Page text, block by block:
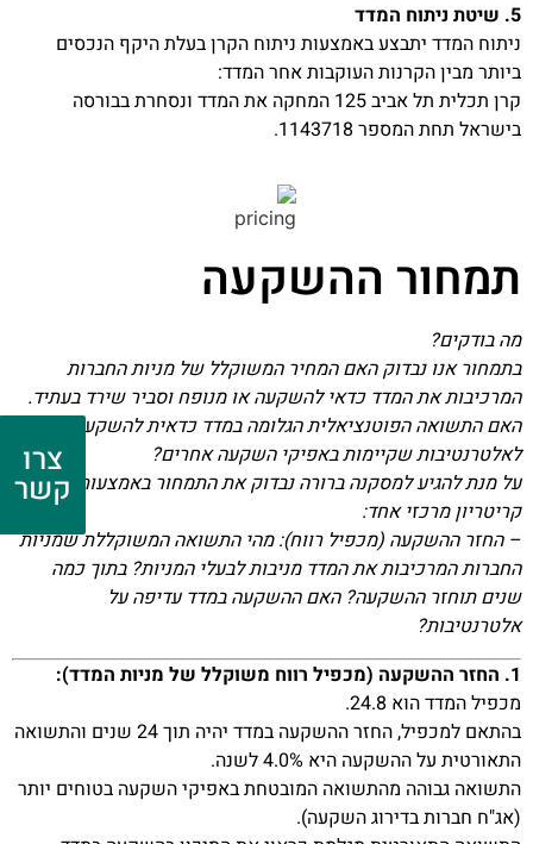
5. שיטת ניתוח המדד
ניתוח המדד יתבצע באמצעות ניתוח הקרן בעלת היקף הנכסים
ביותר מבין הקרנות העוקבות אחר המדד:
קרן תכלית תל אביב 125 המחקה את המדד ונסחרת בבורסה
בישראל תחת המספר 1143718.
תמחור ההשקעה
מה בודקים?
בתמחור אנו נבדוק האם המחיר המשוקלל של מניות החברות
המרכיבות את המדד כדאי להשקעה או מנופח וסביר שירד בעתיד.
האם התשואה הפוטנציאלית הגלומה במדד כדאית להשקעה ביחס
לאלטרנטיבות שקיימות באפיקי השקעה אחרים?
על מנת להגיע למסקנה ברורה נבדוק את התמחור באמצעות
קריטריון מרכזי אחד:
– החזר ההשקעה (מכפיל רווח): מהי התשואה המשוקללת שמניות
החברות המרכיבות את המדד מניבות לבעלי המניות? בתוך כמה
שנים תוחזר ההשקעה? האם ההשקעה במדד עדיפה על
אלטרנטיבות?
1. החזר ההשקעה (מכפיל רווח משוקלל של מניות המדד):
מכפיל המדד הוא 24.8.
בהתאם למכפיל, החזר ההשקעה במדד יהיה תוך 24 שנים והתשואה
התאורטית על ההשקעה היא 4.0% לשנה.
התשואה גבוהה מהתשואה המובטחת באפיקי השקעה בטוחים יותר
(אג"ח חברות בדירוג השקעה).
צרו
קשר